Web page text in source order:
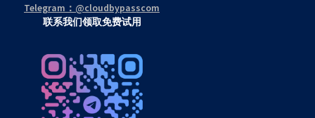
Telegram：@cloudbypasscom
联系我们领取免费试用